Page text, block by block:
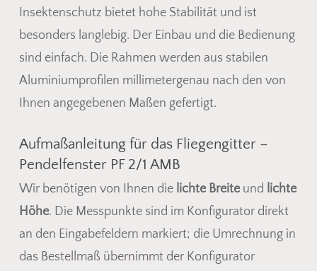
Es befinden sich keine Produkte
im Warenkorb.
Go To Shop
Insektenschutz bietet hohe Stabilität und ist
besonders langlebig. Der Einbau und die Bedienung
sind einfach. Die Rahmen werden aus stabilen
Aluminiumprofilen millimetergenau nach den von
Ihnen angegebenen Maßen gefertigt.
Aufmaßanleitung für das Fliegengitter –
Pendelfenster PF 2/1 AMB
Wir benötigen von Ihnen die lichte Breiteund lichte
Höhe. Die Messpunkte sind im Konfigurator direkt
an den Eingabefeldern markiert; die Umrechnung in
das Bestellmaß übernimmt der Konfigurator